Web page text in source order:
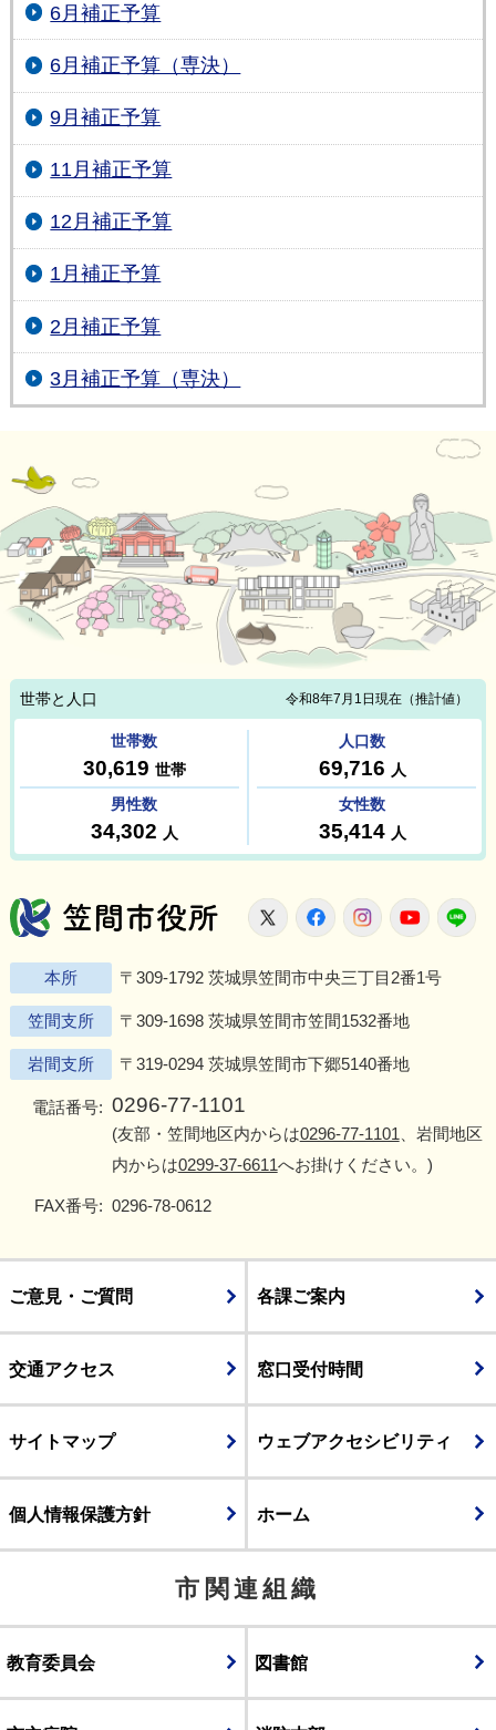
6月補正予算
6月補正予算（専決）
9月補正予算
11月補正予算
12月補正予算
1月補正予算
2月補正予算
3月補正予算（専決）
笠間市役所
X FacebookInstagram
本所 〒309-1792 茨城県笠間市中央三丁目2番1号
笠間支所 〒309-1698 茨城県笠間市笠間1532番地
岩間支所 〒319-0294 茨城県笠間市下郷5140番地
電話番号: 0296-77-1101
(友部・笠間地区内からは0296-77-1101 、岩間地区
内からは0299-37-6611へお掛けください。)
FAX番号: 0296-78-0612
ご意見・ご質問 各課ご案内
交通アクセス 窓口受付時間
サイトマップ ウェブアクセシビリティ
個人情報保護方針 ホーム
市関連組織
教育委員会 図書館